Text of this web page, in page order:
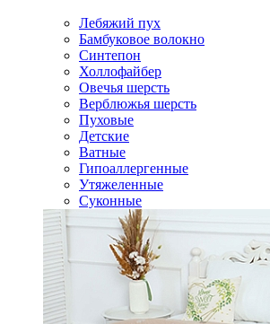
Лебяжий пух
Бамбуковое волокно
Синтепон
Холлофайбер
Овечья шерсть
Верблюжья шерсть
Пуховые
Детские
Ватные
Гипоаллергенные
Утяжеленные
Суконные